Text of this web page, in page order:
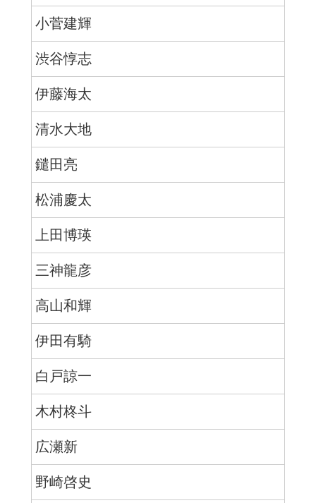
小菅建輝
渋谷惇志
伊藤海太
清水大地
鑓田亮
松浦慶太
上田博瑛
三神龍彦
高山和輝
伊田有騎
白戸諒一
木村柊斗
広瀬新
野崎啓史